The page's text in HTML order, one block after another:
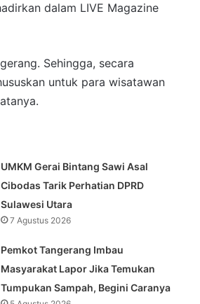
dalam LIVE Magazine
Sehingga, secara
untuk para wisatawan
UMKM Gerai Bintang Sawi Asal
Cibodas Tarik Perhatian DPRD
Sulawesi Utara
7 Agustus 2026
Pemkot Tangerang Imbau
Masyarakat Lapor Jika Temukan
Tumpukan Sampah, Begini Caranya